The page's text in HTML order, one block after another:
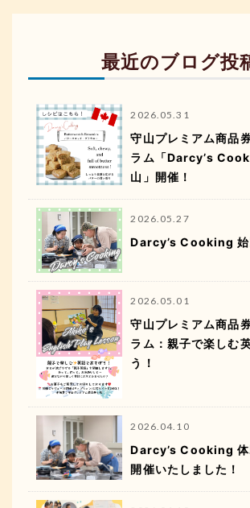
最近のブログ投
2026.05.31
守山プレミアム商品
ラム「Darcy’s
山」開催！
2026.05.27
Darcy’s Cooking 始
2026.05.01
守山プレミアム商品
ラム：親子で楽しむ
う！
2026.04.10
Darcy’s Cooking 体
開催いたしました！